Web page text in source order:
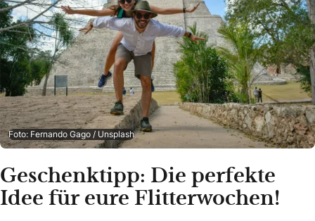
Foto: Fernando Gago / Unsplash
Geschenktipp: Die perfekte
Idee für eure Flitterwochen!